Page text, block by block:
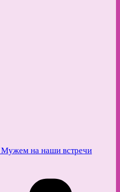
Мужем на наши встречи